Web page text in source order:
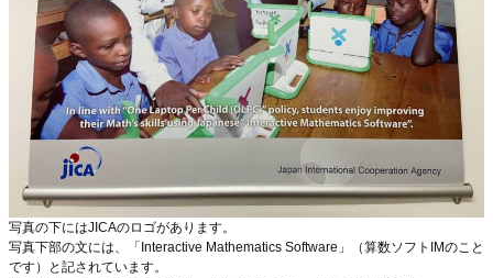
写真の下にはJICAのロゴがあります。
写真下部の文には、「Interactive Mathematics Software」（算数ソフトIMのこと
です）と記されています。